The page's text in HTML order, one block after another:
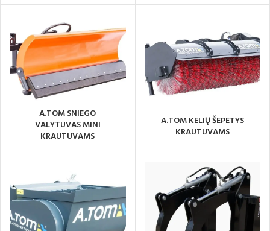
A.TOM SNIEGO
VALYTUVAS MINI
KRAUTUVAMS
A.TOM KELIŲ ŠEPETYS
KRAUTUVAMS